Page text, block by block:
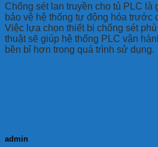
Chống sét lan truyền cho tủ PLC là
bảo vệ hệ thống tự động hóa trước
Việc lựa chọn thiết bị chống sét
thuật sẽ giúp hệ thống PLC vận
bền bỉ hơn trong quá trình sử dụng.
admin